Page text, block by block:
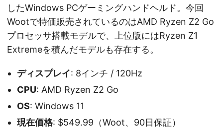
したWindows PCゲーミングハンドヘルド。今回
Wootで特価販売されているのはAMD Ryzen Z2 Go
プロセッサ搭載モデルで、上位版にはRyzen Z1
Extremeを積んだモデルも存在する。
ディスプレイ: 8インチ / 120Hz
CPU: AMD Ryzen Z2 Go
OS: Windows 11
現在価格: $549.99（Woot、90日保証）